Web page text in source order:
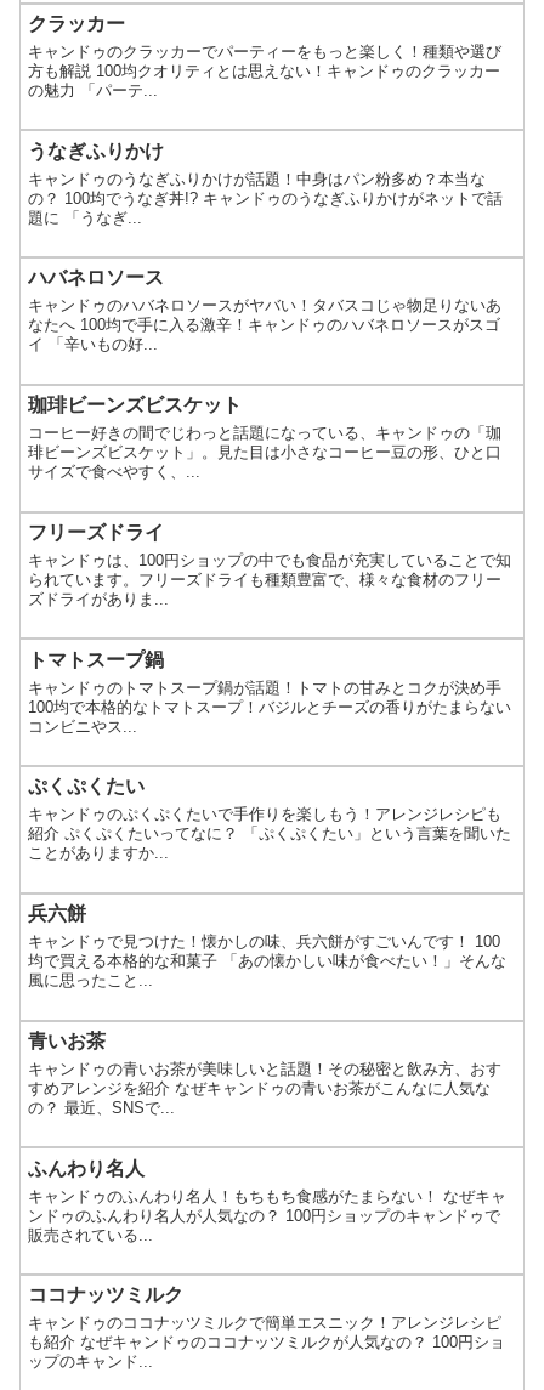
クラッカー
キャンドゥのクラッカーでパーティーをもっと楽しく！種類や選び
方も解説 100均クオリティとは思えない！キャンドゥのクラッカー
の魅力 「パーテ...
うなぎふりかけ
キャンドゥのうなぎふりかけが話題！中身はパン粉多め？本当な
の？ 100均でうなぎ丼!? キャンドゥのうなぎふりかけがネットで話
題に 「うなぎ...
ハバネロソース
キャンドゥのハバネロソースがヤバい！タバスコじゃ物足りないあ
なたへ 100均で手に入る激辛！キャンドゥのハバネロソースがスゴ
イ 「辛いもの好...
珈琲ビーンズビスケット
コーヒー好きの間でじわっと話題になっている、キャンドゥの「珈
琲ビーンズビスケット」。見た目は小さなコーヒー豆の形、ひと口
サイズで食べやすく、...
フリーズドライ
キャンドゥは、100円ショップの中でも食品が充実していることで知
られています。フリーズドライも種類豊富で、様々な食材のフリー
ズドライがありま...
トマトスープ鍋
キャンドゥのトマトスープ鍋が話題！トマトの甘みとコクが決め手
100均で本格的なトマトスープ！バジルとチーズの香りがたまらない
コンビニやス...
ぷくぷくたい
キャンドゥのぷくぷくたいで手作りを楽しもう！アレンジレシピも
紹介 ぷくぷくたいってなに？ 「ぷくぷくたい」という言葉を聞いた
ことがありますか...
兵六餅
キャンドゥで見つけた！懐かしの味、兵六餅がすごいんです！ 100
均で買える本格的な和菓子 「あの懐かしい味が食べたい！」そんな
風に思ったこと...
青いお茶
キャンドゥの青いお茶が美味しいと話題！その秘密と飲み方、おす
すめアレンジを紹介 なぜキャンドゥの青いお茶がこんなに人気な
の？ 最近、SNSで...
ふんわり名人
キャンドゥのふんわり名人！もちもち食感がたまらない！ なぜキャ
ンドゥのふんわり名人が人気なの？ 100円ショップのキャンドゥで
販売されている...
ココナッツミルク
キャンドゥのココナッツミルクで簡単エスニック！アレンジレシピ
も紹介 なぜキャンドゥのココナッツミルクが人気なの？ 100円ショ
ップのキャンド...